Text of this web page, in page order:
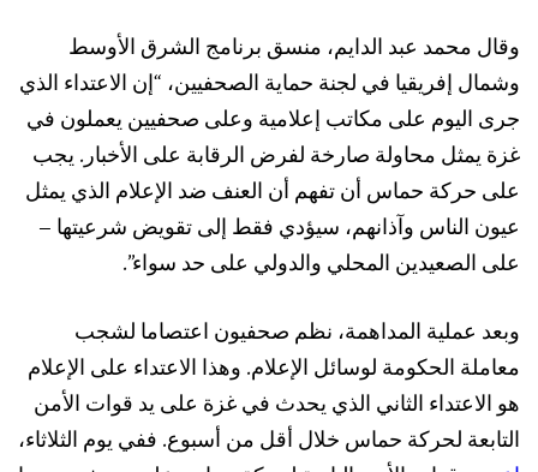
وقال محمد عبد الدايم، منسق برنامج الشرق الأوسط
وشمال إفريقيا في لجنة حماية الصحفيين، “إن الاعتداء الذي
جرى اليوم على مكاتب إعلامية وعلى صحفيين يعملون في
غزة يمثل محاولة صارخة لفرض الرقابة على الأخبار. يجب
على حركة حماس أن تفهم أن العنف ضد الإعلام الذي يمثل
عيون الناس وآذانهم، سيؤدي فقط إلى تقويض شرعيتها –
على الصعيدين المحلي والدولي على حد سواء”.
وبعد عملية المداهمة، نظم صحفيون اعتصاما لشجب
معاملة الحكومة لوسائل الإعلام. وهذا الاعتداء على الإعلام
هو الاعتداء الثاني الذي يحدث في غزة على يد قوات الأمن
التابعة لحركة حماس خلال أقل من أسبوع. ففي يوم الثلاثاء،